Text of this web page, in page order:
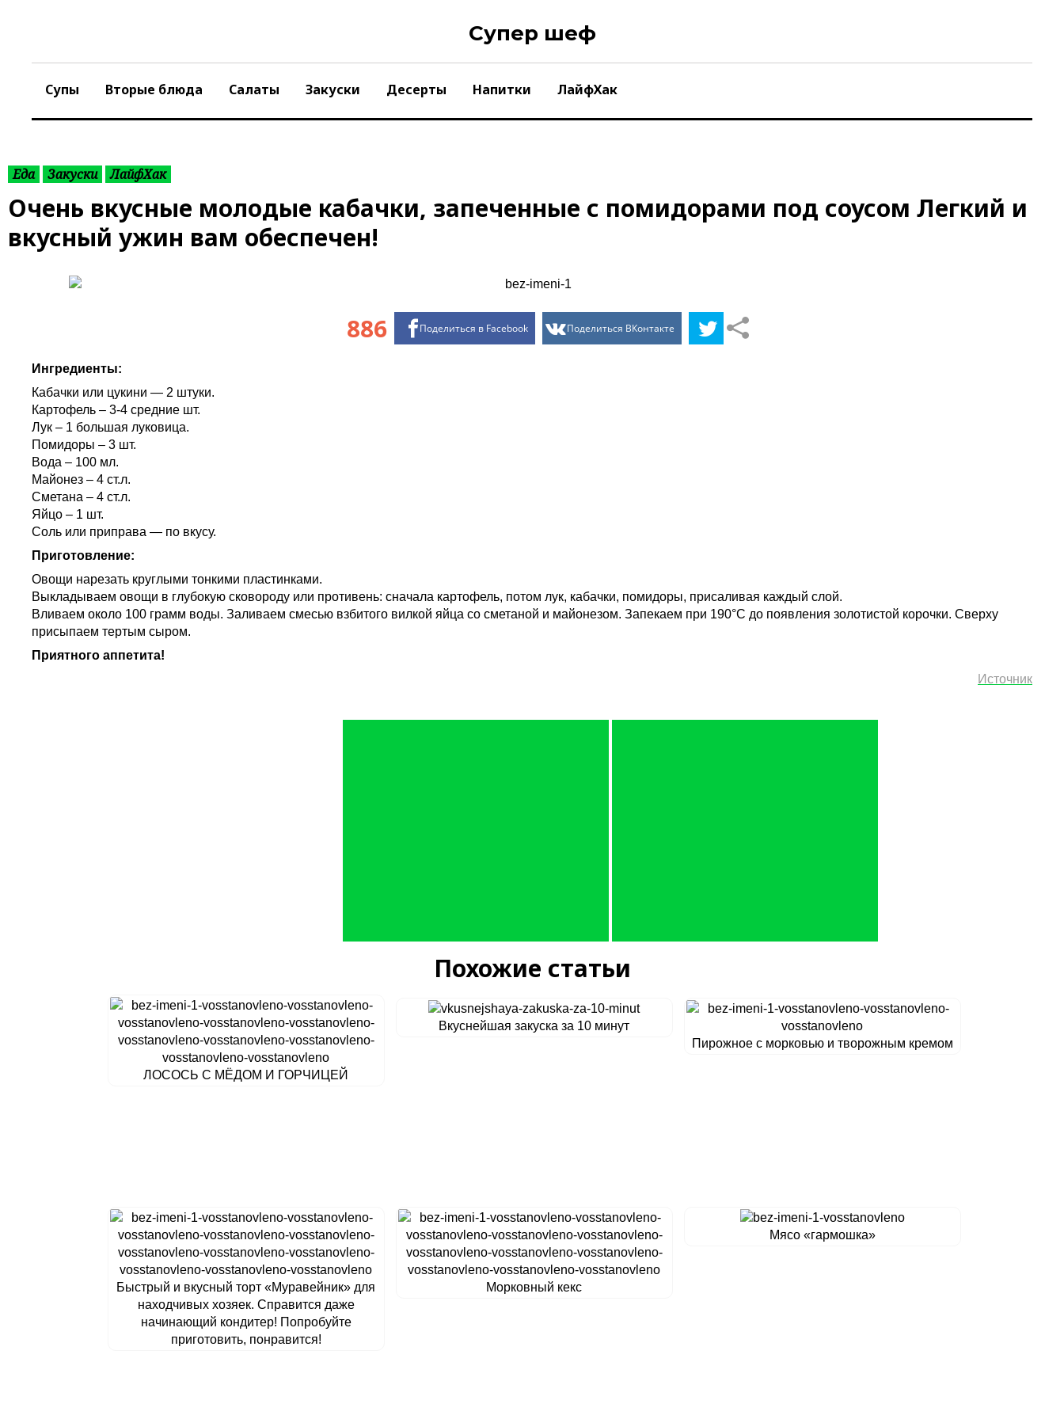
t
e
n
t
Супер шеф
Супы Вторые блюда Салаты Закуски Десерты Напитки ЛайфХак
Еда Закуски ЛайфХак
Очень вкусные молодые кабачки, запеченные с помидорами под соусом Легкий и
вкусный ужин вам обеспечен!
886 Поделиться в Facebook Поделиться ВКонтакте
Ингредиенты:
Кабачки или цукини — 2 штуки.
Картофель – 3-4 средние шт.
Лук – 1 большая луковица.
Помидоры – 3 шт.
Вода – 100 мл.
Майонез – 4 ст.л.
Сметана – 4 ст.л.
Яйцо – 1 шт.
Соль или приправа — по вкусу.
Приготовление:
Овощи нарезать круглыми тонкими пластинками.
Выкладываем овощи в глубокую сковороду или противень: сначала картофель, потом лук, кабачки, помидоры, присаливая каждый слой.
Вливаем около 100 грамм воды. Заливаем смесью взбитого вилкой яйца со сметаной и майонезом. Запекаем при 190°С до появления золотистой корочки. Сверху
присыпаем тертым сыром.
Приятного аппетита!
Источник
Похожие статьи
ЛОСОСЬ С МЁДОМ И ГОРЧИЦЕЙ
Вкуснейшая закуска за 10 минут
Пирожное с морковью и творожным кремом
Быстрый и вкусный торт «Муравейник» для
находчивых хозяек. Справится даже
начинающий кондитер! Попробуйте
приготовить, понравится!
Морковный кекс
Мясо «гармошка»